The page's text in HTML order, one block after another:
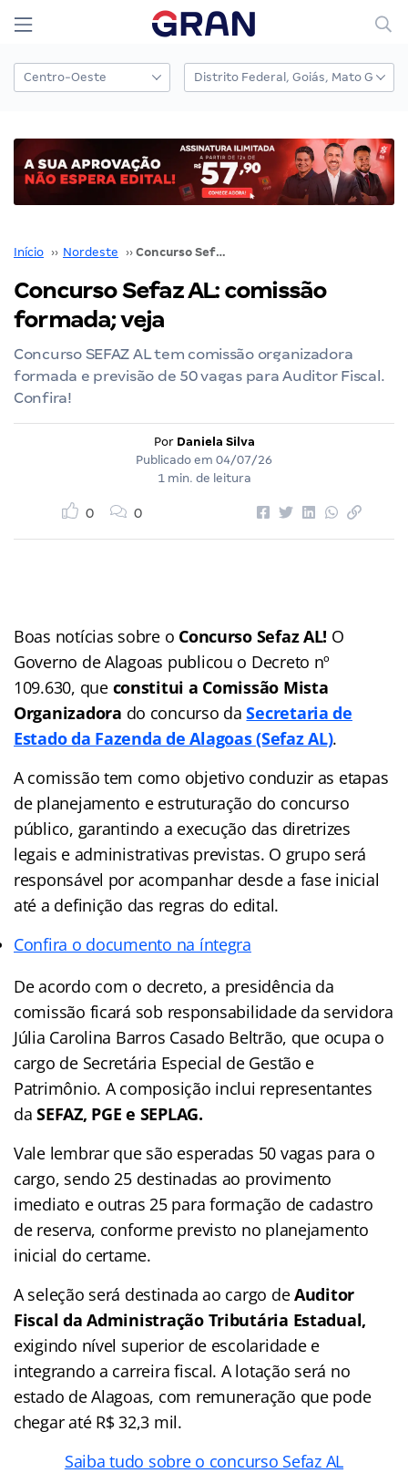
Início ›› Nordeste ›› Concurso Sefaz AL: comissão formada; veja
Concurso Sefaz AL: comissão
formada; veja
Concurso SEFAZ AL tem comissão organizadora
formada e previsão de 50 vagas para Auditor Fiscal.
Confira!
Por Daniela Silva
Publicado em 04/07/26
1 min. de leitura
0 0
Boas notícias sobre o Concurso Sefaz AL! O
Governo de Alagoas publicou o Decreto nº
109.630, que constitui a Comissão Mista
Organizadora do concurso daSecretaria de
Estado da Fazenda de Alagoas (Sefaz AL).
A comissão tem como objetivo conduzir as etapas
de planejamento e estruturação do concurso
público, garantindo a execução das diretrizes
legais e administrativas previstas. O grupo será
responsável por acompanhar desde a fase inicial
até a definição das regras do edital.
Confira o documento na íntegra
De acordo com o decreto, a presidência da
comissão ficará sob responsabilidade da servidora
Júlia Carolina Barros Casado Beltrão, que ocupa o
cargo de Secretária Especial de Gestão e
Patrimônio. A composição inclui representantes
daSEFAZ, PGE e SEPLAG.
Vale lembrar que são esperadas 50 vagas para o
cargo, sendo 25 destinadas ao provimento
imediato e outras 25 para formação de cadastro
de reserva, conforme previsto no planejamento
inicial do certame.
A seleção será destinada ao cargo deAuditor
Fiscal da Administração Tributária Estadual,
exigindo nível superior de escolaridade e
integrando a carreira fiscal. A lotação será no
estado de Alagoas, com remuneração que pode
chegar até R$ 32,3 mil.
Saiba tudo sobre o concurso Sefaz AL